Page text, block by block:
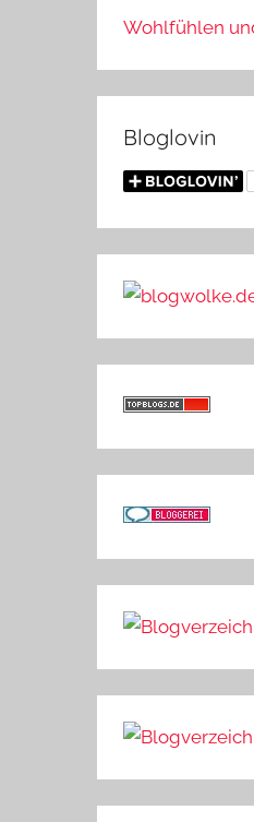
Wohlfühlen
Bloglovin